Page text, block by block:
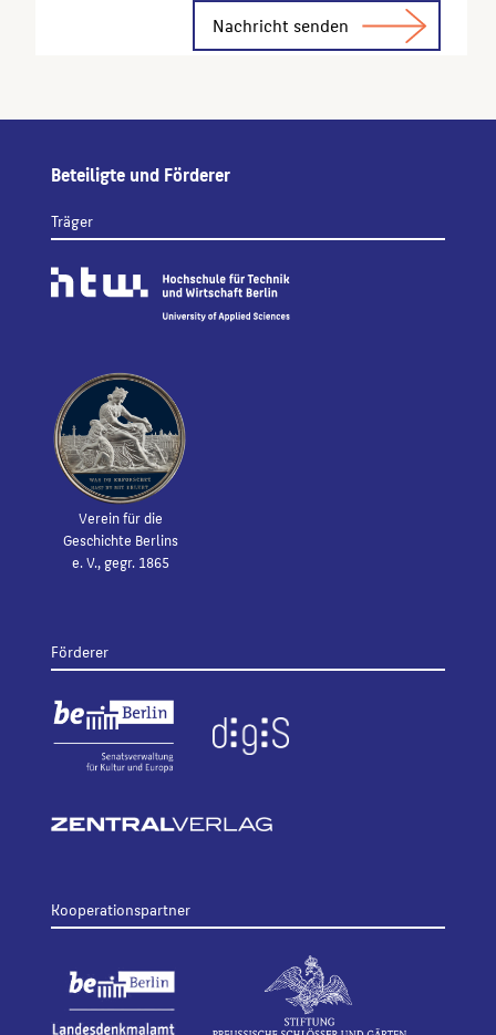
Beteiligte und Förderer
Träger
Verein für die
Geschichte Berlins
e. V., gegr. 1865
Förderer
Kooperationspartner